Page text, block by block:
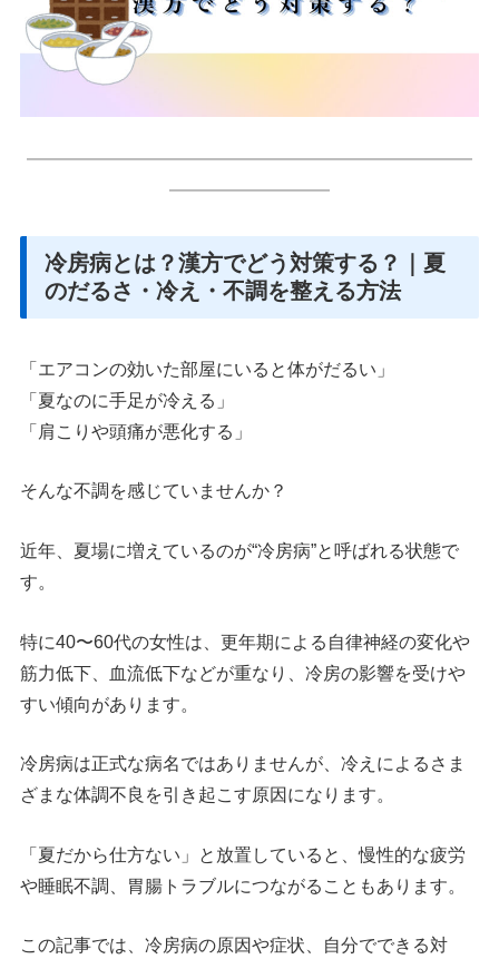
━━━━━━━━━━━━━━━━━━━━━━━━━
━━━━━━━━━
冷房病とは？漢方でどう対策する？｜夏
のだるさ・冷え・不調を整える方法
「エアコンの効いた部屋にいると体がだるい」
「夏なのに手足が冷える」
「肩こりや頭痛が悪化する」
そんな不調を感じていませんか？
近年、夏場に増えているのが“冷房病”と呼ばれる状態で
す。
特に40〜60代の女性は、更年期による自律神経の変化や
筋力低下、血流低下などが重なり、冷房の影響を受けや
すい傾向があります。
冷房病は正式な病名ではありませんが、冷えによるさま
ざまな体調不良を引き起こす原因になります。
「夏だから仕方ない」と放置していると、慢性的な疲労
や睡眠不調、胃腸トラブルにつながることもあります。
この記事では、冷房病の原因や症状、自分でできる対